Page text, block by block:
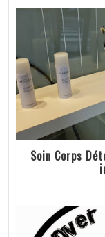
Soin Corps